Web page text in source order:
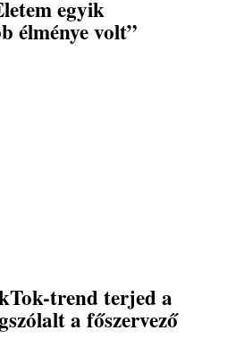
egyik
élménye volt”
trend terjed a
a főszervező